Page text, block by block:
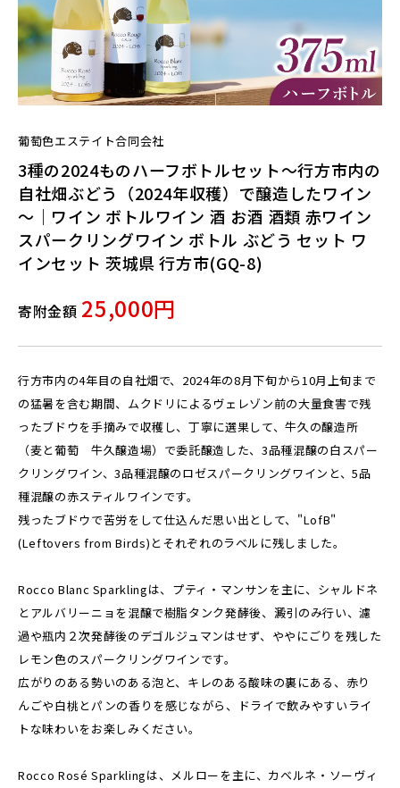
葡萄色エステイト合同会社
3種の2024ものハーフボトルセット～行方市内の
自社畑ぶどう（2024年収穫）で醸造したワイン
～｜ワイン ボトルワイン 酒 お酒 酒類 赤ワイン
スパークリングワイン ボトル ぶどう セット ワ
インセット 茨城県 行方市(GQ-8)
寄附金額 25,000円
行方市内の4年目の自社畑で、2024年の8月下旬から10月上旬まで
の猛暑を含む期間、ムクドリによるヴェレゾン前の大量食害で残
ったブドウを手摘みで収穫し、丁寧に選果して、牛久の醸造所
（麦と葡萄 牛久醸造場）で委託醸造した、3品種混醸の白スパー
クリングワイン、3品種混醸のロゼスパークリングワインと、5品
種混醸の赤スティルワインです。
残ったブドウで苦労をして仕込んだ思い出として、"LofB"
(Leftovers from Birds)とそれぞれのラベルに残しました。
Rocco Blanc Sparklingは、プティ・マンサンを主に、シャルドネ
とアルバリーニョを混醸で樹脂タンク発酵後、澱引のみ行い、濾
過や瓶内２次発酵後のデゴルジュマンはせず、ややにごりを残した
レモン色のスパークリングワインです。
広がりのある勢いのある泡と、キレのある酸味の裏にある、赤り
んごや白桃とパンの香りを感じながら、ドライで飲みやすいライ
トな味わいをお楽しみください。
Rocco Rosé Sparklingは、メルローを主に、カベルネ・ソーヴィ